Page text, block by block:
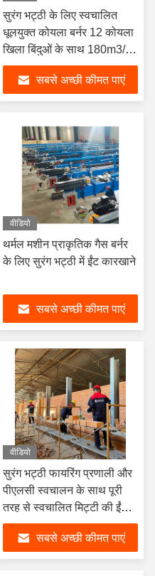
सुरंग भट्ठी के लिए स्वचालित
धूलयुक्त कोयला बर्नर 12 कोयला
खिला बिंदुओं के साथ 180m3/h
प्रवाह और 115kw थर्मल पावर
सबसे अच्छी कीमत पाएं
वीडियो
थर्मल मशीन प्राकृतिक गैस बर्नर
के लिए सुरंग भट्ठी में ईंट कारखाने
सबसे अच्छी कीमत पाएं
वीडियो
सुरंग भट्ठी फायरिंग प्रणाली और
पीएलसी स्वचालन के साथ पूरी
तरह से स्वचालित मिट्टी की ईंट
उत्पादन लाइन
सबसे अच्छी कीमत पाएं